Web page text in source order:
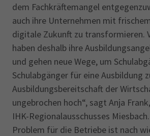
dem Fachkräftemangel
auch ihre Unternehmen mit
digitale Zukunft zu transformieren.
haben deshalb ihre
und gehen neue Wege, um
Schulabgänger für eine Ausbildung
Ausbildungsbereitschaft der
ungebrochen hoch“, sagt Anja
IHK-Regionalausschusses
Problem für die Betriebe ist nach